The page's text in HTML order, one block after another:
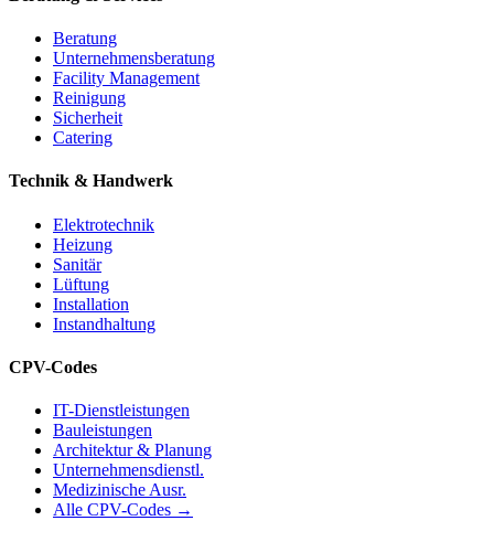
Beratung
Unternehmensberatung
Facility Management
Reinigung
Sicherheit
Catering
Technik & Handwerk
Elektrotechnik
Heizung
Sanitär
Lüftung
Installation
Instandhaltung
CPV-Codes
IT-Dienstleistungen
Bauleistungen
Architektur & Planung
Unternehmensdienstl.
Medizinische Ausr.
Alle CPV-Codes →